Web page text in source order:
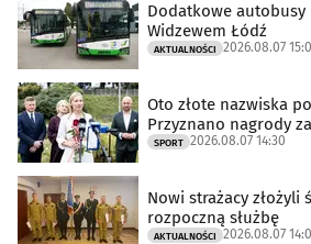
Dodatkowe autobusy
Widzewem Łódź
AKTUALNOŚCI 2026.08.07
Oto złote nazwiska
Przyznano nagrody
SPORT 2026.08.07 14:30
Nowi strażacy
rozpoczną służbę
AKTUALNOŚCI 2026.08.07